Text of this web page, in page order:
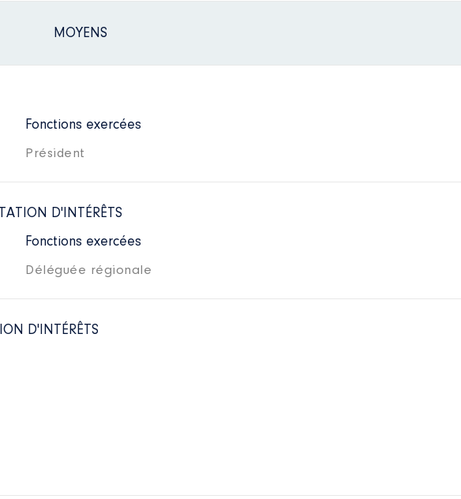
MOYENS
Fonctions exercées
Président
D'INTÉRÊTS
Fonctions exercées
Déléguée régionale
D'INTÉRÊTS